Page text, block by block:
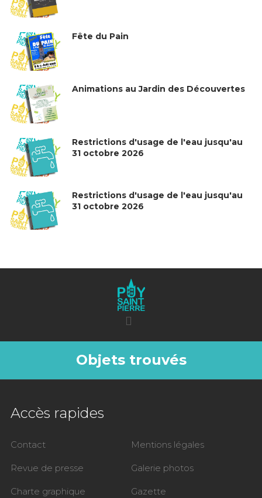
Fête du Pain
Animations au Jardin des Découvertes
Restrictions d'usage de l'eau jusqu'au
31 octobre 2026
Restrictions d'usage de l'eau jusqu'au
31 octobre 2026
Objets trouvés
Accès rapides
Contact Mentions légales
Revue de presse Galerie photos
Charte graphique Gazette